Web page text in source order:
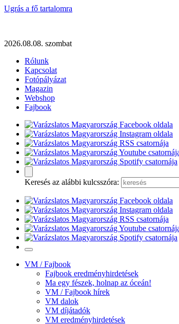
Ugrás a fő tartalomra
2026.08.08. szombat
Rólunk
Kapcsolat
Fotópályázat
Magazin
Webshop
Fajbook
Keresés az alábbi kulcsszóra:
VM / Fajbook
Fajbook eredményhirdetések
Ma egy fészek, holnap az óceán!
VM / Fajbook hírek
VM dalok
VM díjátadók
VM eredményhirdetések